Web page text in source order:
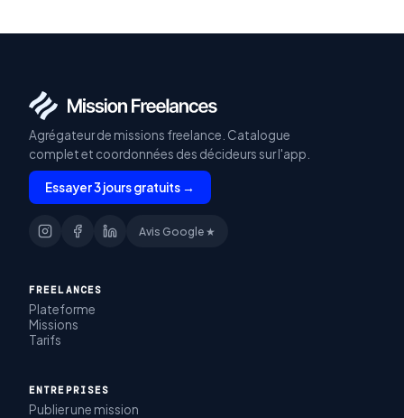
Agrégateur de missions freelance. Catalogue
complet et coordonnées des décideurs sur l'app.
Essayer 3 jours gratuits →
Avis Google ★
FREELANCES
Plateforme
Missions
Tarifs
ENTREPRISES
Publier une mission